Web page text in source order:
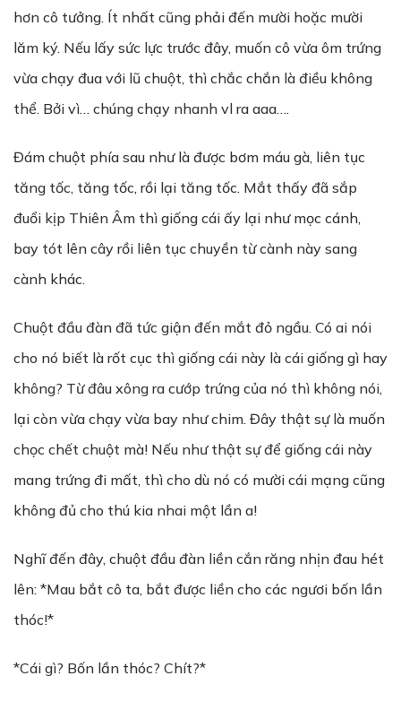
hơn cô tưởng. Ít nhất cũng phải đến mười hoặc mười
lăm ký. Nếu lấy sức lực trước đây, muốn cô vừa ôm trứng
vừa chạy đua với lũ chuột, thì chắc chắn là điều không
thể. Bởi vì… chúng chạy nhanh vl ra aaa….
Đám chuột phía sau như là được bơm máu gà, liên tục
tăng tốc, tăng tốc, rồi lại tăng tốc. Mắt thấy đã sắp
đuổi kịp Thiên Âm thì giống cái ấy lại như mọc cánh,
bay tót lên cây rồi liên tục chuyền từ cành này sang
cành khác.
Chuột đầu đàn đã tức giận đến mắt đỏ ngầu. Có ai nói
cho nó biết là rốt cục thì giống cái này là cái giống gì hay
không? Từ đâu xông ra cướp trứng của nó thì không nói,
lại còn vừa chạy vừa bay như chim. Đây thật sự là muốn
chọc chết chuột mà! Nếu như thật sự để giống cái này
mang trứng đi mất, thì cho dù nó có mười cái mạng cũng
không đủ cho thú kia nhai một lần a!
Nghĩ đến đây, chuột đầu đàn liền cắn răng nhịn đau hét
lên: *Mau bắt cô ta, bắt được liền cho các ngươi bốn lần
thóc!*
*Cái gì? Bốn lần thóc? Chít?*